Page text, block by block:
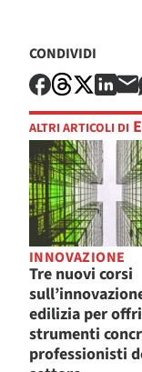
CONDIVIDI
ALTRI ARTICOLI DI
INNOVAZIONE
Tre nuovi corsi
edilizia per
strumenti
professionisti